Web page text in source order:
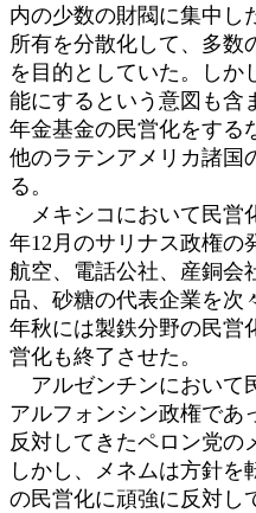
内の少数の財閥に集中し
所有を分散化して、多数
を目的としていた。しか
能にするという意図も含
年金基金の民営化をする
他のラテンアメリカ諸国
る。
メキシコにおいて民営
年12月のサリナス政権の
航空、電話公社、産銅会
品、砂糖の代表企業を次
年秋には製鉄分野の民営
営化も終了させた。
アルゼンチンにおいて
アルフォンシン政権であ
反対してきたペロン党の
しかし、メネムは方針
の民営化に頑強に反対し